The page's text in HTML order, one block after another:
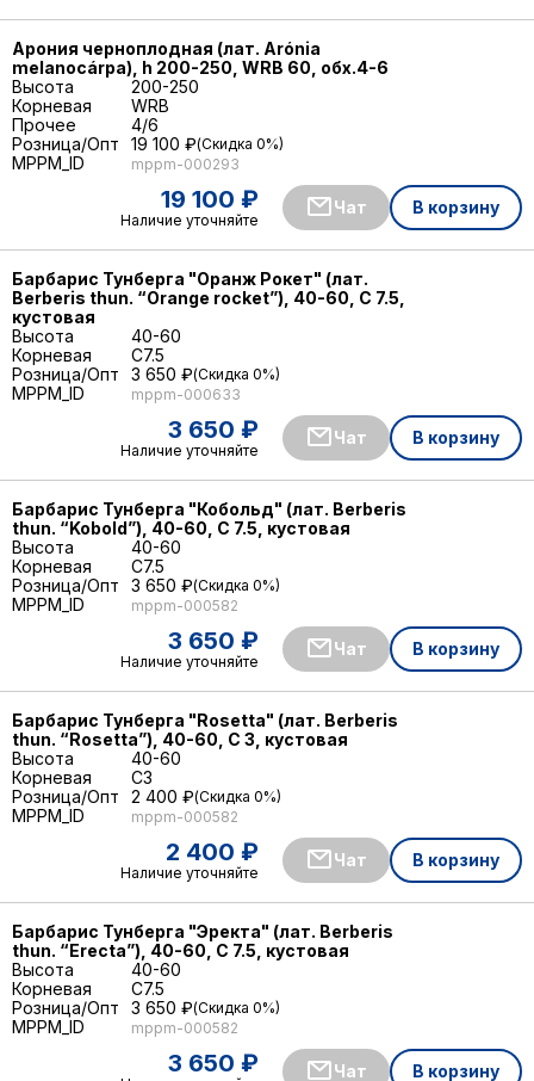
Арония черноплодная (лат. Arónia
melanocárpa), h 200-250, WRB 60, обх.4-6
Высота
200-250
Корневая
WRB
Прочее
4/6
Розница/Опт
19 100 ₽ Скидка 0%
19 100 ₽
Наличие уточняйте
Чат В корзину
MPPM_ID mppm-000293
Барбарис Тунберга "Оранж Рокет" (лат.
Berberis thun. “Orange rocket”), 40-60, С 7.5,
кустовая
Высота
40-60
Корневая
C7.5
Розница/Опт
3 650 ₽ Скидка 0%
3 650 ₽
Наличие уточняйте
Чат В корзину
MPPM_ID mppm-000633
Барбарис Тунберга "Кобольд" (лат. Berberis
thun. “Kobold”), 40-60, С 7.5, кустовая
Высота
40-60
Корневая
C7.5
Розница/Опт
3 650 ₽ Скидка 0%
3 650 ₽
Наличие уточняйте
Чат В корзину
MPPM_ID mppm-000582
Барбарис Тунберга "Rosetta" (лат. Berberis
thun. “Rosetta”), 40-60, С 3, кустовая
Высота
40-60
Корневая
C3
Розница/Опт
2 400 ₽ Скидка 0%
2 400 ₽
Наличие уточняйте
Чат В корзину
MPPM_ID mppm-000582
Барбарис Тунберга "Эректа" (лат. Berberis
thun. “Erecta”), 40-60, С 7.5, кустовая
Высота
40-60
Корневая
C7.5
Розница/Опт
3 650 ₽ Скидка 0%
3 650 ₽ Чат В корзину
MPPM_ID mppm-000582